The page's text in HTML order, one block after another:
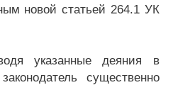
новой статьей 264.1 УК
указанные деяния в
существенно